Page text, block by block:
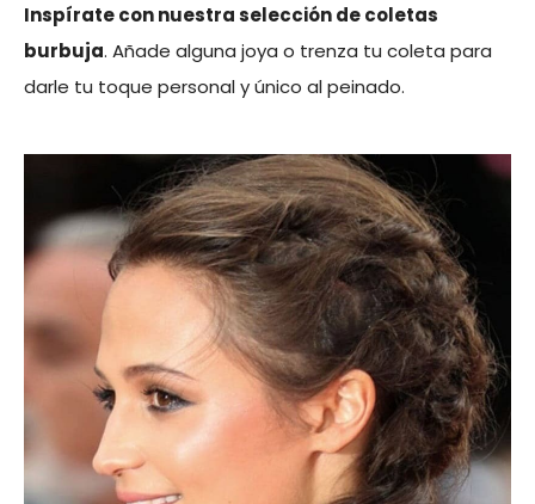
Inspírate con nuestra selección de coletas
burbuja. Añade alguna joya o trenza tu coleta para
darle tu toque personal y único al peinado.